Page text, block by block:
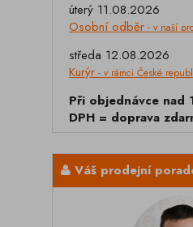
úterý 11.08.2026
Osobní odběr - v naší
středa 12.08.2026
Kurýr - v rámci České
Při objednávce nad
DPH = doprava
Váš prodejní